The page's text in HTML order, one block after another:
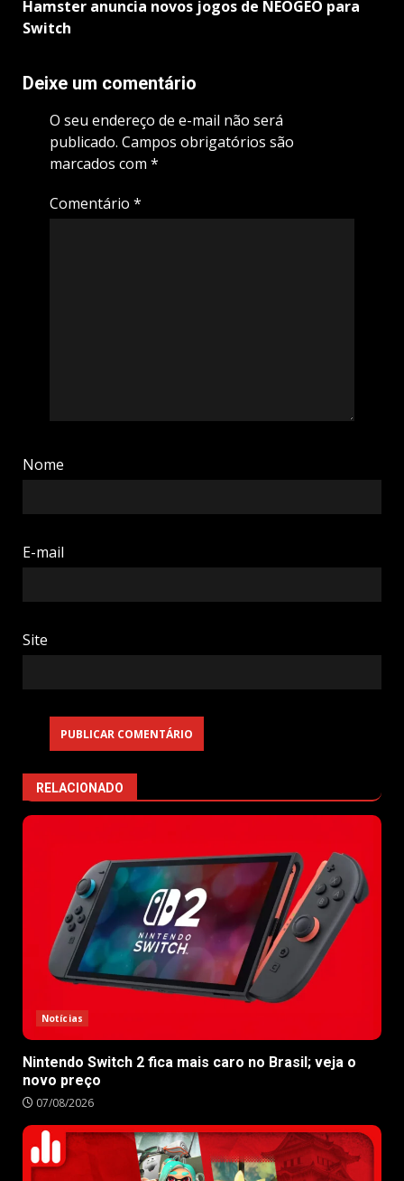
Hamster anuncia novos jogos de NEOGEO para
Switch
Deixe um comentário
O seu endereço de e-mail não será
publicado. Campos obrigatórios são
marcados com *
Comentário *
Nome
E-mail
Site
RELACIONADO
Notícias
Nintendo Switch 2 fica mais caro no Brasil; veja o
novo preço
07/08/2026